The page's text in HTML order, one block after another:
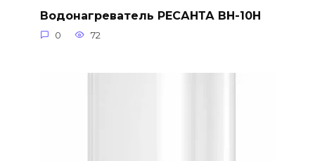
Водонагреватель РЕСАНТА ВН-10Н
0 72